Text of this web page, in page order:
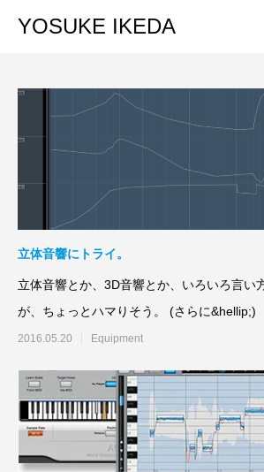
YOSUKE IKEDA
立体音響にトライ。
立体音響とか、3D音響とか、いろいろ言い
が、ちょっとハマりそう。 (さらに&hellip;)
2016.05.20 Equipment